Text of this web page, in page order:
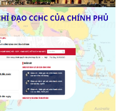
BIẾN KIẾN THỨC PHÁP LUẬT VỀ
TRẬT TỰ AN...
SƠ QUYỀN SỬ DỤNG ĐẤT CỦA
luận của Phó thủ tướng Chính phủ
KH-SYT về thực hiện Kế hoạch số